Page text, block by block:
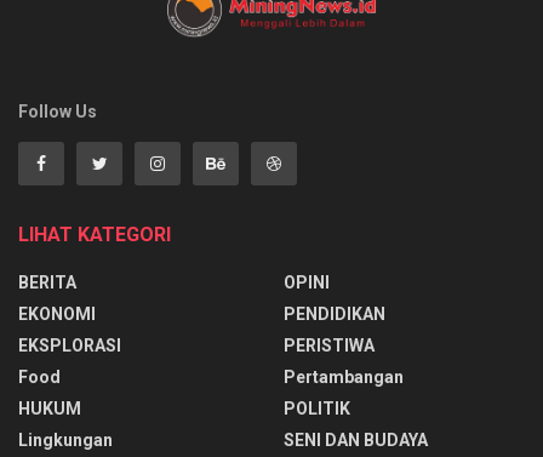
Follow Us
LIHAT KATEGORI
BERITA
EKONOMI
EKSPLORASI
Food
HUKUM
Lingkungan
OPINI
PENDIDIKAN
PERISTIWA
Pertambangan
POLITIK
SENI DAN BUDAYA